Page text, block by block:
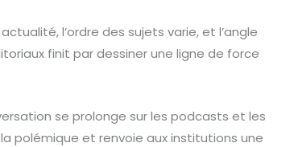
l’ordre des sujets varie, et l’angle
finit par dessiner une ligne de force
se prolonge sur les podcasts et les
polémique et renvoie aux institutions une